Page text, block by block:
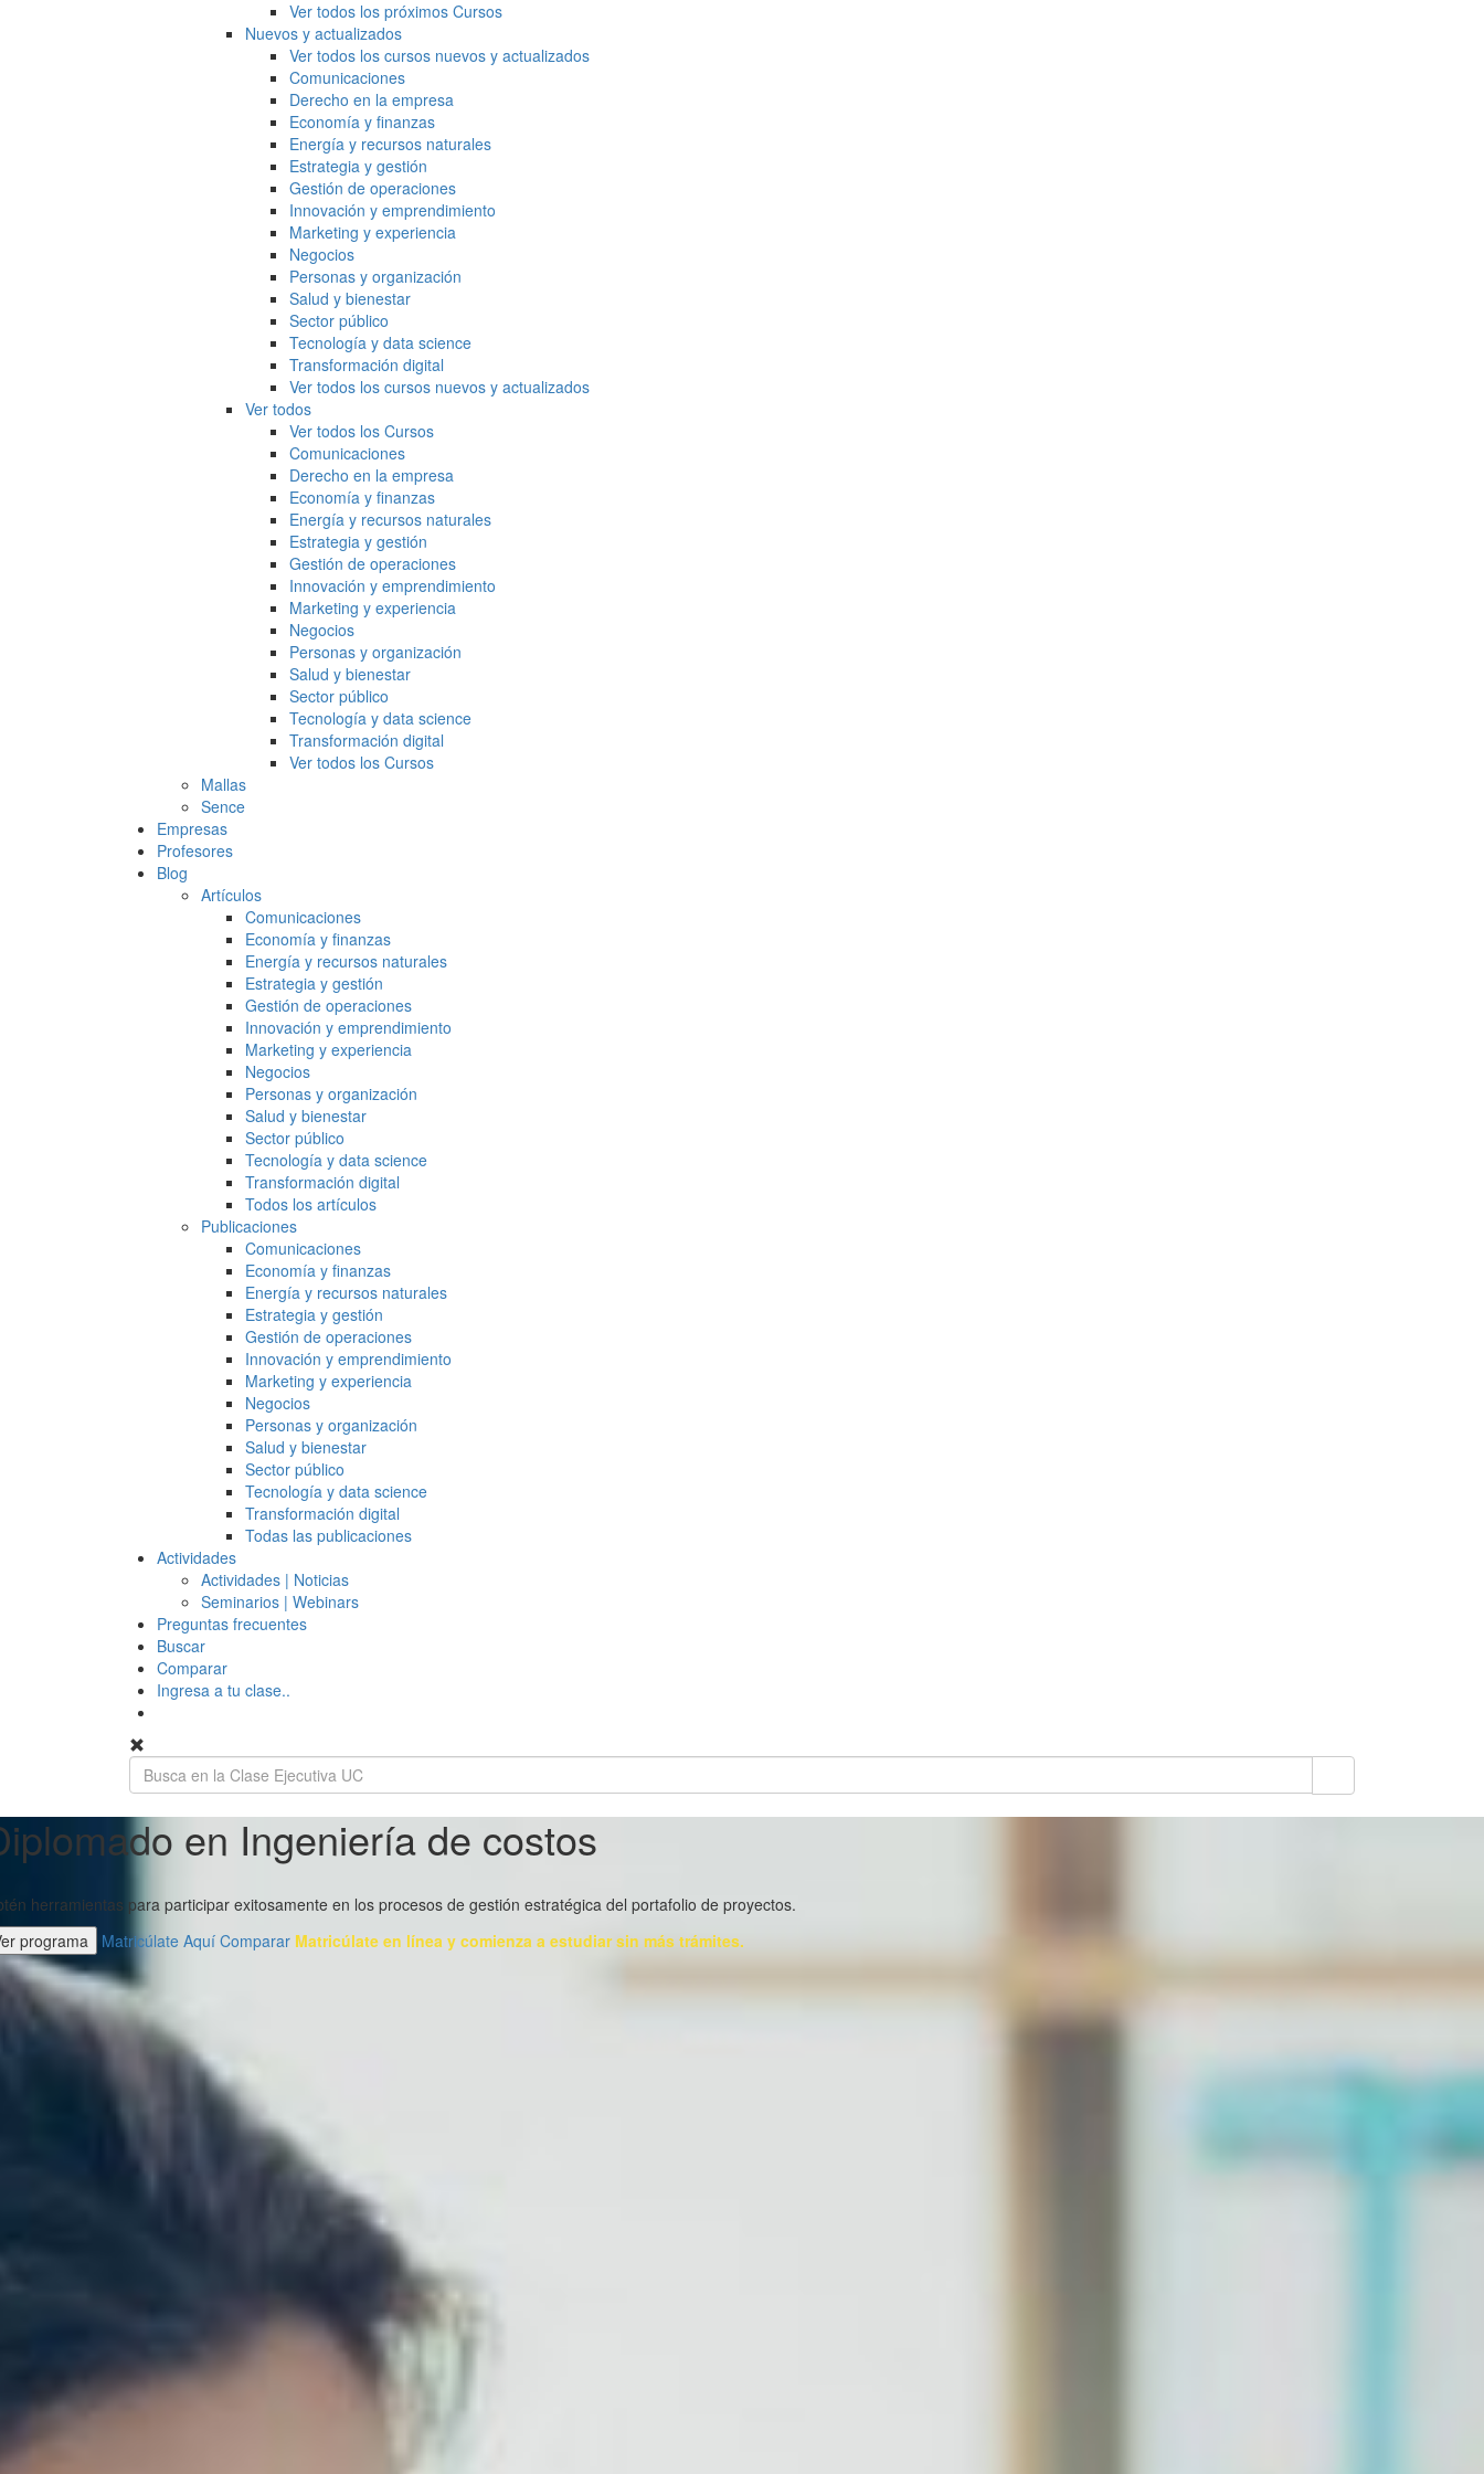
Ver todos los próximos Cursos
Nuevos y actualizados
Ver todos los cursos nuevos y actualizados
Comunicaciones
Derecho en la empresa
Economía y finanzas
Energía y recursos naturales
Estrategia y gestión
Gestión de operaciones
Innovación y emprendimiento
Marketing y experiencia
Negocios
Personas y organización
Salud y bienestar
Sector público
Tecnología y data science
Transformación digital
Ver todos los cursos nuevos y actualizados
Ver todos
Ver todos los Cursos
Comunicaciones
Derecho en la empresa
Economía y finanzas
Energía y recursos naturales
Estrategia y gestión
Gestión de operaciones
Innovación y emprendimiento
Marketing y experiencia
Negocios
Personas y organización
Salud y bienestar
Sector público
Tecnología y data science
Transformación digital
Ver todos los Cursos
Mallas
Sence
Empresas
Profesores
Blog
Artículos
Comunicaciones
Economía y finanzas
Energía y recursos naturales
Estrategia y gestión
Gestión de operaciones
Innovación y emprendimiento
Marketing y experiencia
Negocios
Personas y organización
Salud y bienestar
Sector público
Tecnología y data science
Transformación digital
Todos los artículos
Publicaciones
Comunicaciones
Economía y finanzas
Energía y recursos naturales
Estrategia y gestión
Gestión de operaciones
Innovación y emprendimiento
Marketing y experiencia
Negocios
Personas y organización
Salud y bienestar
Sector público
Tecnología y data science
Transformación digital
Todas las publicaciones
Actividades
Actividades | Noticias
Seminarios | Webinars
Preguntas frecuentes
Buscar
Comparar
Ingresa a tu clase..
en Ingeniería de costos
herramientas para participar exitosamente en los procesos de gestión estratégica del portafolio de proyectos.
programa
Matricúlate Aquí Comparar Matricúlate en línea y comienza a estudiar sin más trámites.